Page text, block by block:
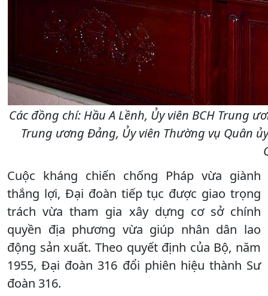
Các đồng chí: Hầu A Lềnh, Ủy viên BCH Trung
Trung ương Đảng, Ủy viên Thường vụ Quân
Cuộc kháng chiến chống Pháp vừa giành
thắng lợi, Đại đoàn tiếp tục được giao trọng
trách vừa tham gia xây dựng cơ sở chính
quyền địa phương vừa giúp nhân dân lao
động sản xuất. Theo quyết định của Bộ, năm
1955, Đại đoàn 316 đổi phiên hiệu thành Sư
đoàn 316.